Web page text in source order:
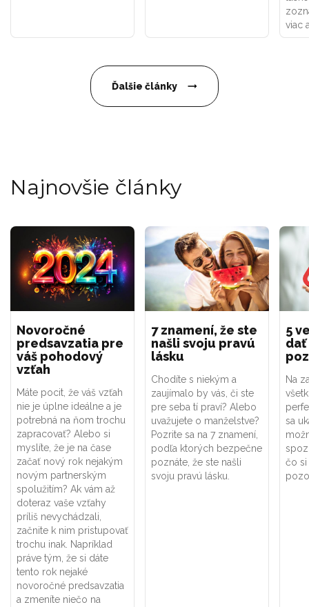
viac
Ďalšie články
Najnovšie články
Novoročné
predsavzatia pre
váš pohodový
vzťah
Máte pocit, že váš vzťah
nie je úplne ideálne a je
potrebná na ňom trochu
zapracovať? Alebo si
myslíte, že je na čase
začať nový rok nejakým
novým partnerským
spolužitím? Ak vám až
doteraz vaše vzťahy
príliš nevychádzali,
začnite k nim pristupovať
trochu inak. Napríklad
práve tým, že si dáte
tento rok nejaké
novoročné predsavzatia
a zmeníte niečo na
7 znamení, že ste
našli svoju pravú
lásku
Chodíte s niekým a
zaujímalo by vás, či ste
pre seba tí praví? Alebo
uvažujete o manželstve?
Pozrite sa na 7 znamení,
podľa ktorých bezpečne
poznáte, že ste našli
svoju pravú lásku.
5
dať
Na
sa
čo si